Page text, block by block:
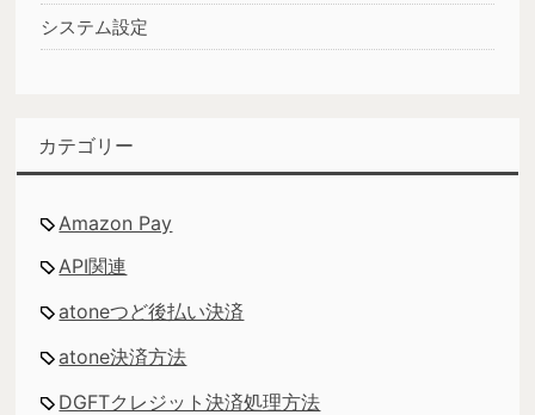
システム設定
カテゴリー
Amazon Pay
API関連
atoneつど後払い決済
atone決済方法
DGFTクレジット決済処理方法